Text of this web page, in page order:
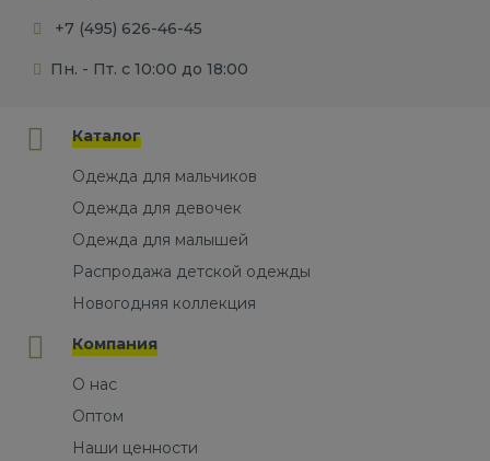
+7 (495) 626-46-45
Пн. - Пт. с 10:00 до 18:00
Каталог
Одежда для мальчиков
Одежда для девочек
Одежда для малышей
Распродажа детской одежды
Новогодняя коллекция
Компания
О нас
Оптом
Наши ценности